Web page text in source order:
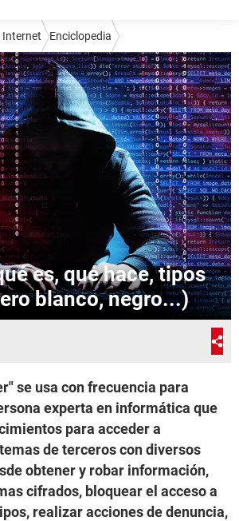
Internet Enciclopedia
es, qué hace, tipos
blanco, negro...)
se usa con frecuencia para
experta en informática que
para acceder a
de terceros con diversos
obtener y robar información,
cifrados, bloquear el acceso a
realizar acciones de denuncia,